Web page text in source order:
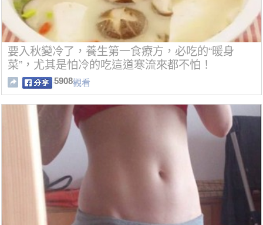
要入秋變冷了，養生第一食療方，必吃的“暖身
菜”，尤其是怕冷的吃這道寒流來都不怕！
5908觀看